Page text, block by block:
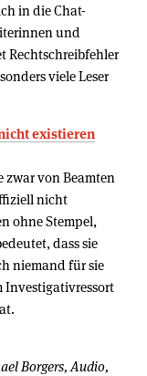
in die Chat-
und
Rechtschreibfehler
viele Leser
existieren
zwar von Beamten
nicht
ohne Stempel,
dass sie
niemand für sie
Investigativressort
Borgers, Audio,